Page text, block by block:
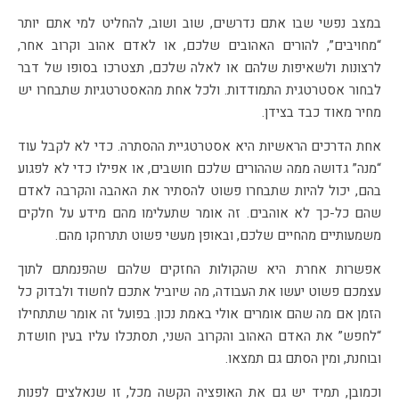
במצב נפשי שבו אתם נדרשים, שוב ושוב, להחליט למי אתם יותר
“מחויבים”, להורים האהובים שלכם, או לאדם אהוב וקרוב אחר,
לרצונות ולשאיפות שלהם או לאלה שלכם, תצטרכו בסופו של דבר
לבחור אסטרטגית התמודדות. ולכל אחת מהאסטרטגיות שתבחרו יש
מחיר מאוד כבד בצידן.
אחת הדרכים הראשיות היא אסטרטגיית ההסתרה. כדי לא לקבל עוד
“מנה” גדושה ממה שההורים שלכם חושבים, או אפילו כדי לא לפגוע
בהם, יכול להיות שתבחרו פשוט להסתיר את האהבה והקרבה לאדם
שהם כל-כך לא אוהבים. זה אומר שתעלימו מהם מידע על חלקים
משמעותיים מהחיים שלכם, ובאופן מעשי פשוט תתרחקו מהם.
אפשרות אחרת היא שהקולות החזקים שלהם שהפנמתם לתוך
עצמכם פשוט יעשו את העבודה, מה שיוביל אתכם לחשוד ולבדוק כל
הזמן אם מה שהם אומרים אולי באמת נכון. בפועל זה אומר שתתחילו
“לחפש” את האדם האהוב והקרוב השני, תסתכלו עליו בעין חושדת
ובוחנת, ומין הסתם גם תמצאו.
וכמובן, תמיד יש גם את האופציה הקשה מכל, זו שנאלצים לפנות